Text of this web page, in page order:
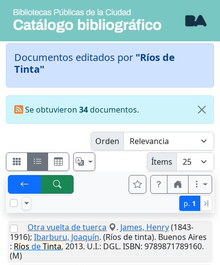
Documentos editados por "Ríos de
Tinta"
Se obtuvieron 34documentos.
Orden
Ítems
p. 1
Otra vuelta de tuerca . James, Henry(1843-
1916); Ibarburu, Joaquín. (Ríos de tinta). Buenos Aires
: Ríos deTinta, 2013. U.I.: DGL. ISBN: 9789871789160.
(M)